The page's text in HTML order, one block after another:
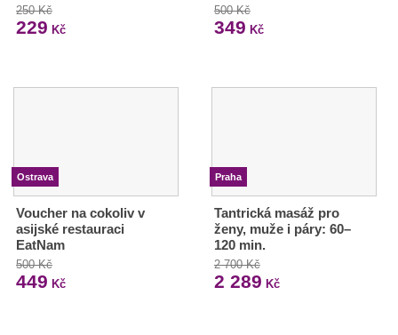
250 Kč
229 Kč
500 Kč
349 Kč
Ostrava
Voucher na cokoliv v
asijské restauraci
EatNam
500 Kč
449 Kč
Praha
Tantrická masáž pro
ženy, muže i páry: 60–
120 min.
2 700 Kč
2 289 Kč